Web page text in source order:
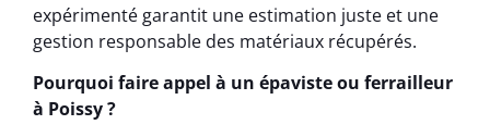
expérimenté garantit une estimation juste et une
gestion responsable des matériaux récupérés.
Pourquoi faire appel à un épaviste ou ferrailleur
à Poissy ?